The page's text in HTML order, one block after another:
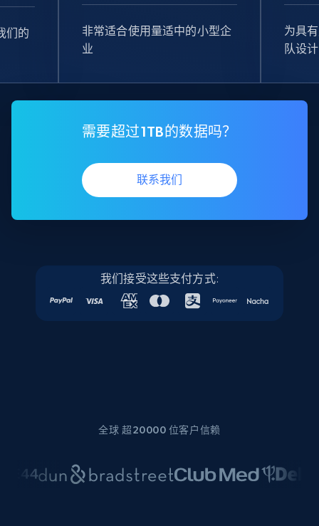
们的
非常适合使用量适中的小型企
业
为具
队设计
需要超过1TB的数据吗？
联系我们
我们接受这些支付方式:
全球 超20000 位客户信赖